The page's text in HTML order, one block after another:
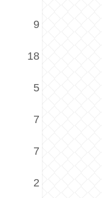
9
18
5
7
7
2